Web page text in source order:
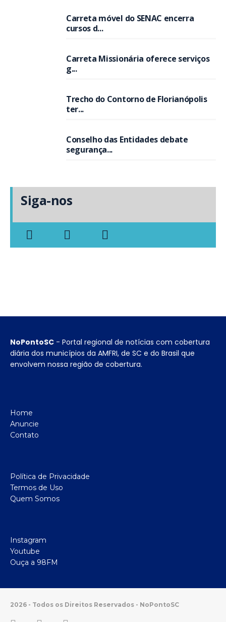
Carreta móvel do SENAC encerra
cursos d...
Carreta Missionária oferece serviços
g...
Trecho do Contorno de Florianópolis
ter...
Conselho das Entidades debate
segurança...
Siga-nos
NoPontoSC - Portal regional de notícias com cobertura
diária dos municípios da AMFRI, de SC e do Brasil que
envolvem nossa região de cobertura.
Home
Anuncie
Contato
Política de Privacidade
Termos de Uso
Quem Somos
Instagram
Youtube
Ouça a 98FM
2026 - Todos os Direitos Reservados - NoPontoSC